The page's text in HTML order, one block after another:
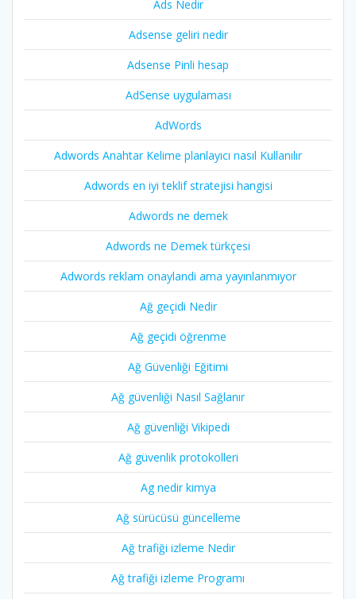
Ads Nedir
Adsense geliri nedir
Adsense Pinli hesap
AdSense uygulaması
AdWords
Adwords Anahtar Kelime planlayıcı nasıl Kullanılır
Adwords en iyi teklif stratejisi hangisi
Adwords ne demek
Adwords ne Demek türkçesi
Adwords reklam onaylandi ama yayınlanmıyor
Ağ geçidi Nedir
Ağ geçidi öğrenme
Ağ Güvenliği Eğitimi
Ağ güvenliği Nasıl Sağlanır
Ağ güvenliği Vikipedi
Ağ güvenlik protokolleri
Ag nedir kimya
Ağ sürücüsü güncelleme
Ağ trafiği izleme Nedir
Ağ trafiği izleme Programı